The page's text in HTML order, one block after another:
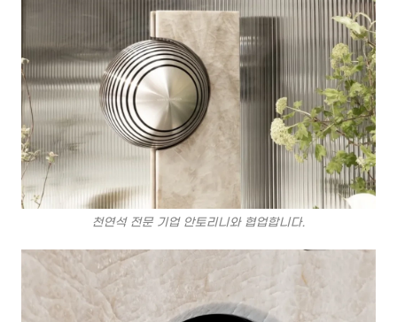
천연석 전문 기업 안토리니와 협업합니다.